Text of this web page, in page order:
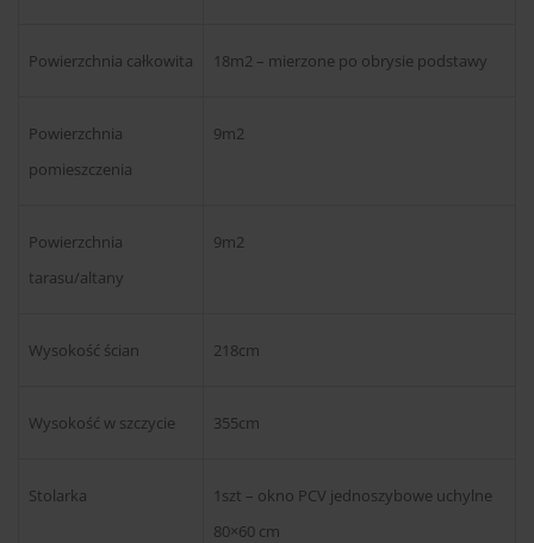
Powierzchnia całkowita 18m2 – mierzone po obrysie podstawy
Powierzchnia
pomieszczenia
9m2
Powierzchnia
tarasu/altany
9m2
Wysokość ścian 218cm
Wysokość w szczycie 355cm
Stolarka
1szt – okno PCV jednoszybowe uchylne
80×60 cm